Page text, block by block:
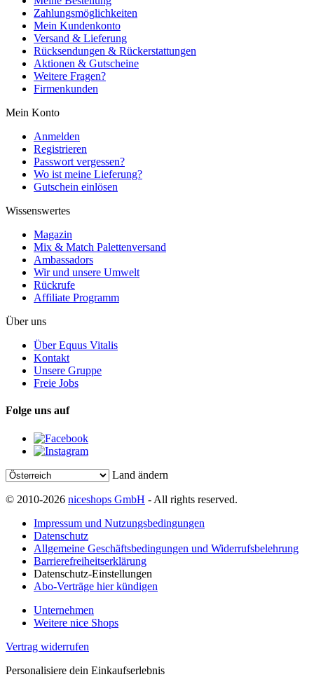
Zahlungsmöglichkeiten
Mein Kundenkonto
Versand & Lieferung
Rücksendungen & Rückerstattungen
Aktionen & Gutscheine
Weitere Fragen?
Firmenkunden
Mein Konto
Anmelden
Registrieren
Passwort vergessen?
Wo ist meine Lieferung?
Gutschein einlösen
Wissenswertes
Magazin
Mix & Match Palettenversand
Ambassadors
Wir und unsere Umwelt
Rückrufe
Affiliate Programm
Über uns
Über Equus Vitalis
Kontakt
Unsere Gruppe
Freie Jobs
Folge uns auf
Land ändern
© 2010-2026 niceshops GmbH - All rights reserved.
Impressum und Nutzungsbedingungen
Datenschutz
Allgemeine Geschäftsbedingungen und Widerrufsbelehrung
Barrierefreiheitserklärung
Datenschutz-Einstellungen
Abo-Verträge hier kündigen
Unternehmen
Weitere nice Shops
Vertrag widerrufen
Personalisiere dein Einkaufserlebnis